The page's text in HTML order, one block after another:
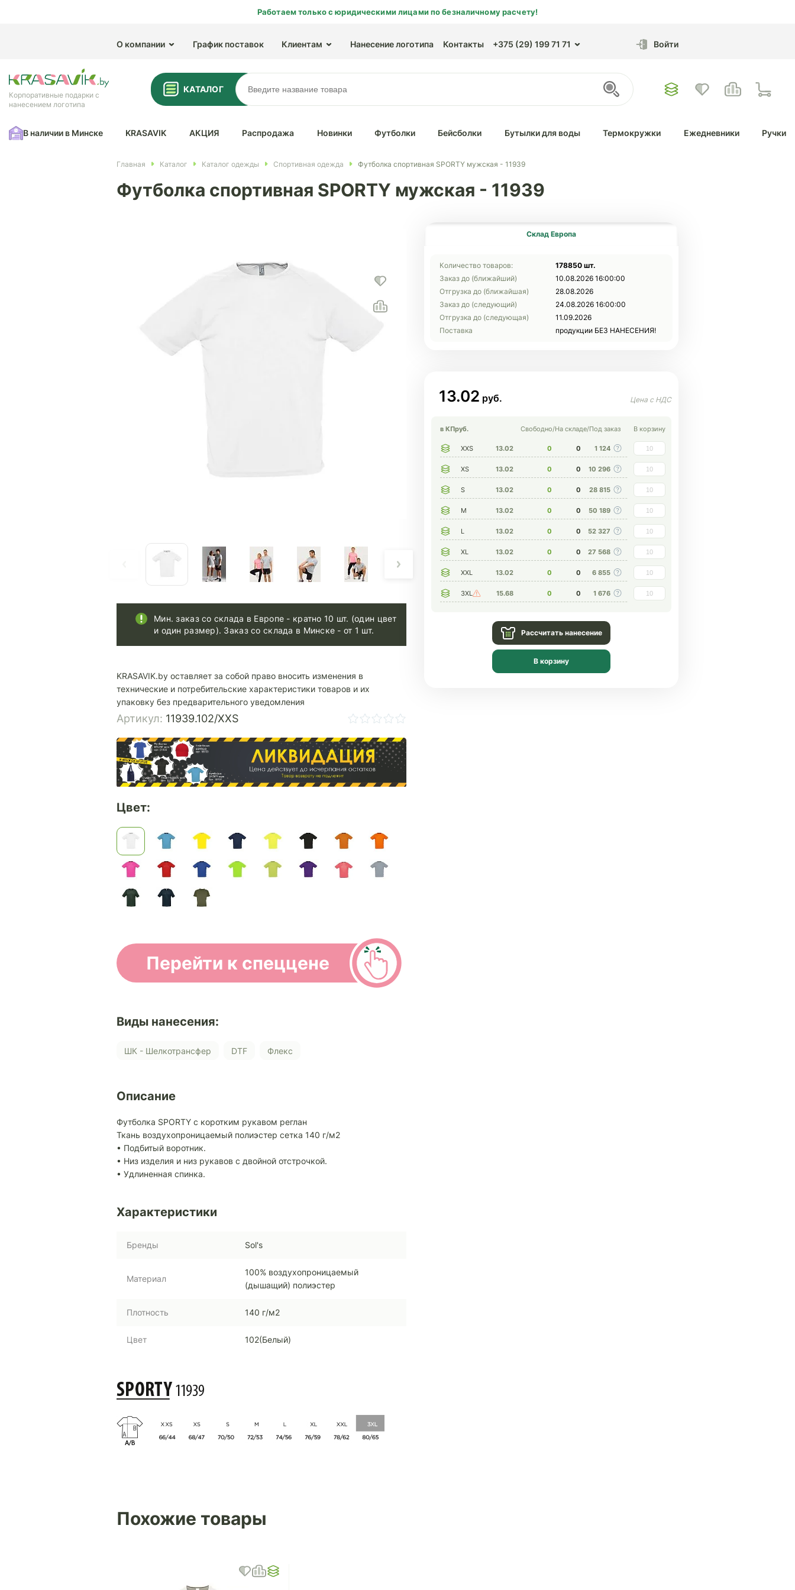
Работаем только с юридическими лицами по безналичному расчету!
О компании График поставок Клиентам Нанесение логотипа Контакты +375 (29) 199 71 71 Войти
Корпоративные подарки с
нанесением логотипа
КАТАЛОГ
В наличии в Минске KRASAVIK АКЦИЯ Распродажа Новинки Футболки Бейсболки Бутылки для воды Термокружки Ежедневники Ручки
Главная Каталог Каталог одежды Спортивная одежда Футболка спортивная SPORTY мужская - 11939
Футболка спортивная SPORTY мужская - 11939
Мин. заказ со склада в Европе - кратно 10 шт. (один цвет
и один размер). Заказ со склада в Минске - от 1 шт.
KRASAVIK.by оставляет за собой право вносить изменения в
технические и потребительские характеристики товаров и их
упаковку без предварительного уведомления
Артикул: 11939.102/XXS
Цвет:
Перейти к спеццене
Виды нанесения:
ШК - Шелкотрансфер DTF Флекс
Описание
Футболка SPORTY с коротким рукавом реглан
Ткань воздухопроницаемый полиэстер сетка 140 г/м2
• Подбитый воротник.
• Низ изделия и низ рукавов с двойной отстрочкой.
• Удлиненная спинка.
Характеристики
Бренды Sol's
Материал
100% воздухопроницаемый
(дышащий) полиэстер
Плотность 140 г/м2
Цвет 102(Белый)
Склад Европа
Количество товаров:
178850 шт.
Заказ до (ближайший)
10.08.2026 16:00:00
Отгрузка до (ближайшая)
28.08.2026
Заказ до (следующий)
24.08.2026 16:00:00
Отгрузка до (следующая)
11.09.2026
Поставка
продукции БЕЗ НАНЕСЕНИЯ!
13.02
в КПруб. Свободно/На складе/Под заказ В корзину
XXS 13.02 0 0 1 124
XS 13.02 0 0 10 296
S 13.02 0 0 28 815
M 13.02 0 0 50 189
L 13.02 0 0 52 327
XL 13.02 0 0 27 568
XXL 13.02 0 0 6 855
3XL 15.68 0 0 1 676
Рассчитать нанесение
В корзину
Похожие товары